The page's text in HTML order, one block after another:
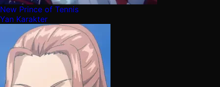
New Prince of Tennis
Yan Karakter